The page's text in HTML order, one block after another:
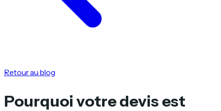
Retour au blog
Pourquoi votre devis est